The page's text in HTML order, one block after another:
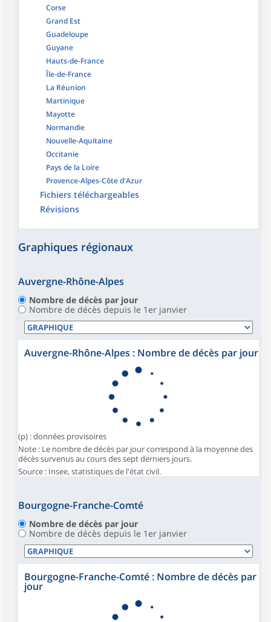
Corse
Grand Est
Guadeloupe
Guyane
Hauts-de-France
Île-de-France
La Réunion
Martinique
Mayotte
Normandie
Nouvelle-Aquitaine
Occitanie
Pays de la Loire
Provence-Alpes-Côte d'Azur
Fichiers téléchargeables
Révisions
Graphiques régionaux
Auvergne-Rhône-Alpes
Nombre de décès par jour
Nombre de décès depuis le 1er janvier
Auvergne-Rhône-Alpes : Nombre de décès par jour
(p) : données provisoires
Note : Le nombre de décès par jour correspond à la moyenne des
décès survenus au cours des sept derniers jours.
Source : Insee, statistiques de l'état civil.
Bourgogne-Franche-Comté
Nombre de décès par jour
Nombre de décès depuis le 1er janvier
Bourgogne-Franche-Comté : Nombre de décès par
jour